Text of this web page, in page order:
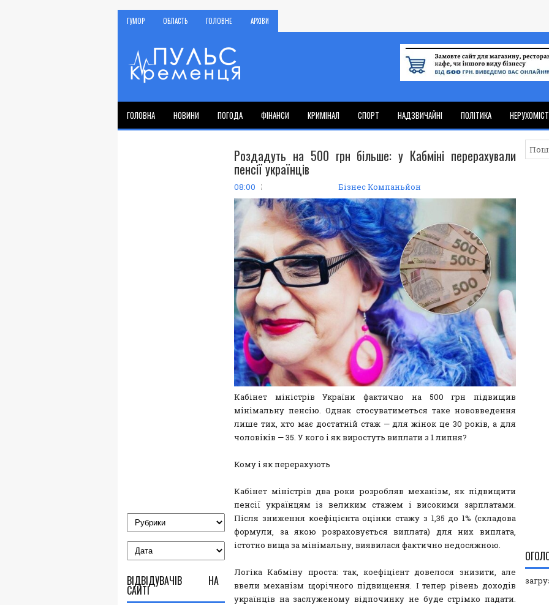
ГУМОР ОБЛАСТЬ ГОЛОВНЕ АРХІВИ
ГОЛОВНА НОВИНИ ПОГОДА ФІНАНСИ КРИМІНАЛ СПОРТ НАДЗВИЧАЙНІ ПОЛІТИКА
Роздадуть на 500 грн більше: у Кабміні перерахували
пенсії українців
08:00 Бізнес Компаньйон
Кабінет міністрів України фактично на 500 грн підвищив
мінімальну пенсію. Однак стосуватиметься таке нововведення
лише тих, хто має достатній стаж — для жінок це 30 років, а для
чоловіків — 35. У кого і як виростуть виплати з 1 липня?
Кому і як перерахують
Кабінет міністрів два роки розробляв механізм, як підвищити
пенсії українцям із великим стажем і високими зарплатами.
Після зниження коефіцієнта оцінки стажу з 1,35 до 1% (складова
формули, за якою розраховується виплата) для них виплата,
істотно вища за мінімальну, виявилася фактично недосяжною.
Логіка Кабміну проста: так, коефіцієнт довелося знизити, але
ввели механізм щорічного підвищення. І тепер рівень доходів
українців на заслуженому відпочинку не буде стрімко падати.
ВІДВІДУВАЧІВ НА
САЙТІ